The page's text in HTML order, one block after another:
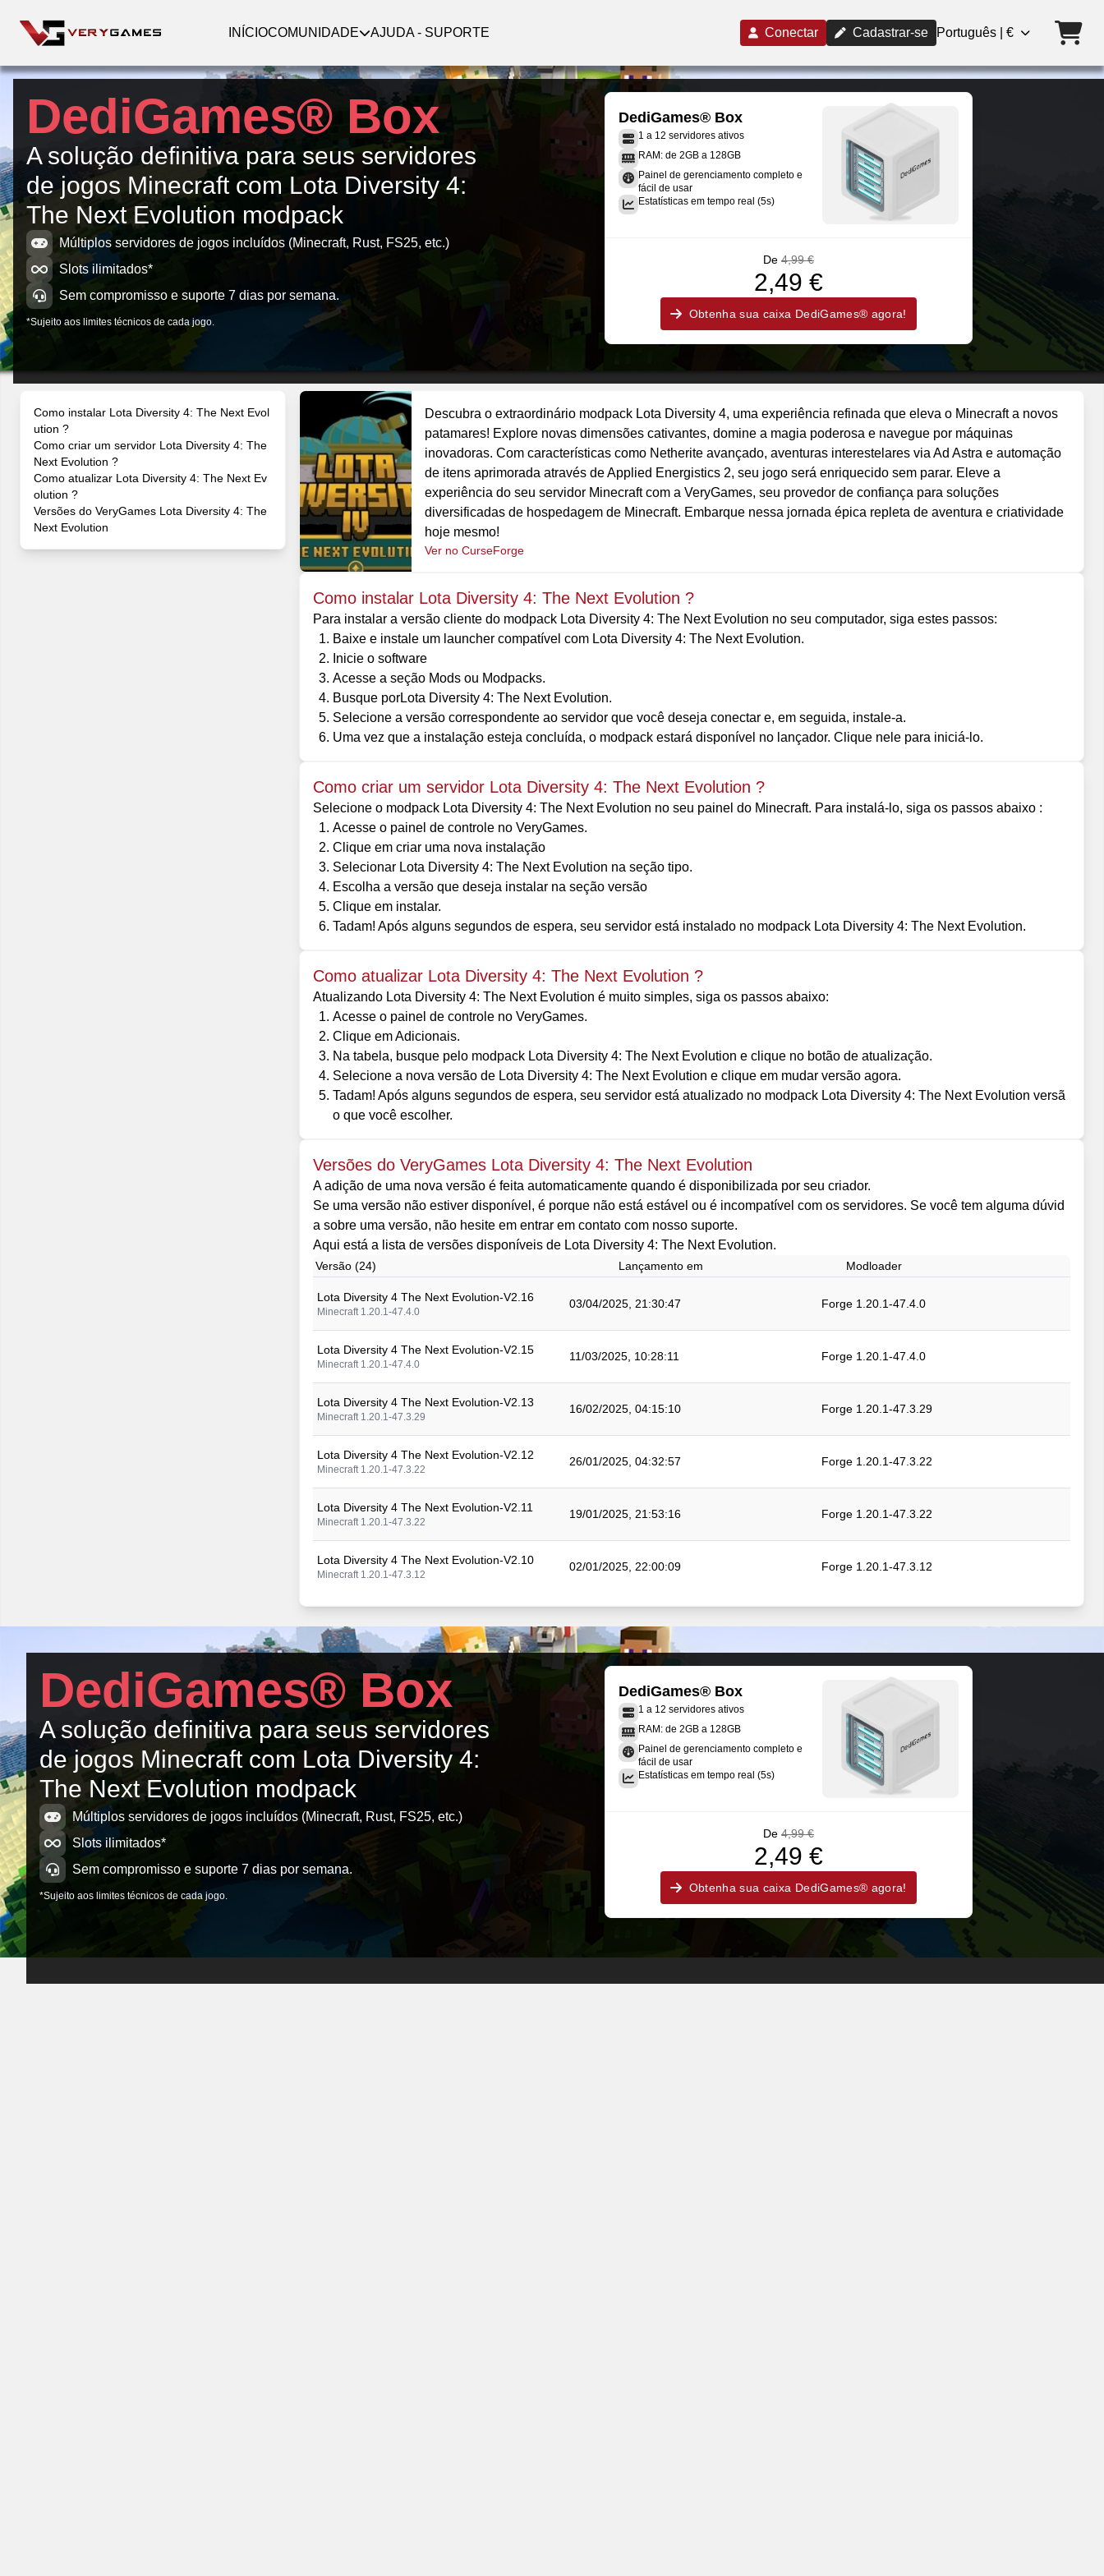
INÍCIOCOMUNIDADE AJUDA - SUPORTE Conectar Cadastrar-se Português | €
DediGames® Box
A solução definitiva para seus servidores
de jogos Minecraft com Lota Diversity 4:
The Next Evolution modpack
Múltiplos servidores de jogos incluídos (Minecraft, Rust, FS25, etc.)
Slots ilimitados*
Sem compromisso e suporte 7 dias por semana.
*Sujeito aos limites técnicos de cada jogo.
DediGames® Box
1 a 12 servidores ativos
RAM: de 2GB a 128GB
Painel de gerenciamento completo e
fácil de usar
Estatísticas em tempo real (5s)
De 4,99 €
2,49 €
Obtenha sua caixa DediGames® agora!
Como instalar Lota Diversity 4: The Next Evol
ution ?
Como criar um servidor Lota Diversity 4: The
Next Evolution ?
Como atualizar Lota Diversity 4: The Next Ev
olution ?
Versões do VeryGames Lota Diversity 4: The
Next Evolution
Descubra o extraordinário modpack Lota Diversity 4, uma experiência refinada que eleva o Minecraft a novos
patamares! Explore novas dimensões cativantes, domine a magia poderosa e navegue por máquinas
inovadoras. Com características como Netherite avançado, aventuras interestelares via Ad Astra e automação
de itens aprimorada através de Applied Energistics 2, seu jogo será enriquecido sem parar. Eleve a
experiência do seu servidor Minecraft com a VeryGames, seu provedor de confiança para soluções
diversificadas de hospedagem de Minecraft. Embarque nessa jornada épica repleta de aventura e criatividade
hoje mesmo!
Ver no CurseForge
Como instalar Lota Diversity 4: The Next Evolution ?
Para instalar a versão cliente do modpack Lota Diversity 4: The Next Evolution no seu computador, siga estes passos:
Baixe e instale um launcher compatível com Lota Diversity 4: The Next Evolution.
Inicie o software
Acesse a seção Mods ou Modpacks.
Busque porLota Diversity 4: The Next Evolution.
Selecione a versão correspondente ao servidor que você deseja conectar e, em seguida, instale-a.
Uma vez que a instalação esteja concluída, o modpack estará disponível no lançador. Clique nele para iniciá-lo.
Como criar um servidor Lota Diversity 4: The Next Evolution ?
Selecione o modpack Lota Diversity 4: The Next Evolution no seu painel do Minecraft. Para instalá-lo, siga os passos abaixo :
Acesse o painel de controle no VeryGames.
Clique em criar uma nova instalação
Selecionar Lota Diversity 4: The Next Evolution na seção tipo.
Escolha a versão que deseja instalar na seção versão
Clique em instalar.
Tadam! Após alguns segundos de espera, seu servidor está instalado no modpack Lota Diversity 4: The Next Evolution.
Como atualizar Lota Diversity 4: The Next Evolution ?
Atualizando Lota Diversity 4: The Next Evolution é muito simples, siga os passos abaixo:
Acesse o painel de controle no VeryGames.
Clique em Adicionais.
Na tabela, busque pelo modpack Lota Diversity 4: The Next Evolution e clique no botão de atualização.
Selecione a nova versão de Lota Diversity 4: The Next Evolution e clique em mudar versão agora.
Tadam! Após alguns segundos de espera, seu servidor está atualizado no modpack Lota Diversity 4: The Next Evolution versã
o que você escolher.
Versões do VeryGames Lota Diversity 4: The Next Evolution
A adição de uma nova versão é feita automaticamente quando é disponibilizada por seu criador.
Se uma versão não estiver disponível, é porque não está estável ou é incompatível com os servidores. Se você tem alguma dúvid
a sobre uma versão, não hesite em entrar em contato com nosso suporte.
Aqui está a lista de versões disponíveis de Lota Diversity 4: The Next Evolution.
Versão (24) Lançamento em Modloader
Lota Diversity 4 The Next Evolution-V2.16
Minecraft 1.20.1-47.4.0
03/04/2025, 21:30:47 Forge 1.20.1-47.4.0
Lota Diversity 4 The Next Evolution-V2.15
Minecraft 1.20.1-47.4.0
11/03/2025, 10:28:11 Forge 1.20.1-47.4.0
Lota Diversity 4 The Next Evolution-V2.13
Minecraft 1.20.1-47.3.29
16/02/2025, 04:15:10 Forge 1.20.1-47.3.29
Lota Diversity 4 The Next Evolution-V2.12
Minecraft 1.20.1-47.3.22
26/01/2025, 04:32:57 Forge 1.20.1-47.3.22
Lota Diversity 4 The Next Evolution-V2.11
Minecraft 1.20.1-47.3.22
19/01/2025, 21:53:16 Forge 1.20.1-47.3.22
Lota Diversity 4 The Next Evolution-V2.10
Minecraft 1.20.1-47.3.12
02/01/2025, 22:00:09 Forge 1.20.1-47.3.12
Minecraft 1.20.1-47.3.12
Lota Diversity 4 The Next Evolution-V2.8
Minecraft 1.20.1-47.3.12
15/12/2024, 22:19:20
Lota Diversity 4 The Next Evolution-V2.8
Minecraft 1.20.1-47.3.12
09/12/2024, 03:13:05 Forge 1.20.1-47.3.12
Lota Diversity 4 The Next Evolution-V2.7
Minecraft 1.20.1-47.3.0
31/10/2024, 01:19:36 Forge 1.20.1-47.3.0
DediGames® Box
A solução definitiva para seus servidores
de jogos Minecraft com Lota Diversity 4:
The Next Evolution modpack
Múltiplos servidores de jogos incluídos (Minecraft, Rust, FS25, etc.)
Slots ilimitados*
Sem compromisso e suporte 7 dias por semana.
*Sujeito aos limites técnicos de cada jogo.
DediGames® Box
1 a 12 servidores ativos
RAM: de 2GB a 128GB
Painel de gerenciamento completo e
fácil de usar
Estatísticas em tempo real (5s)
De 4,99 €
2,49 €
Obtenha sua caixa DediGames® agora!